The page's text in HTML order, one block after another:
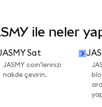
ile neler
Sat
JASMY coin'lerinizi
nakde çevirin.